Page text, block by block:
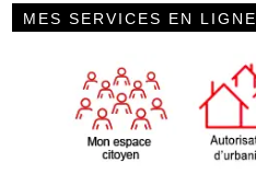
MES SERVICES EN LIGNE